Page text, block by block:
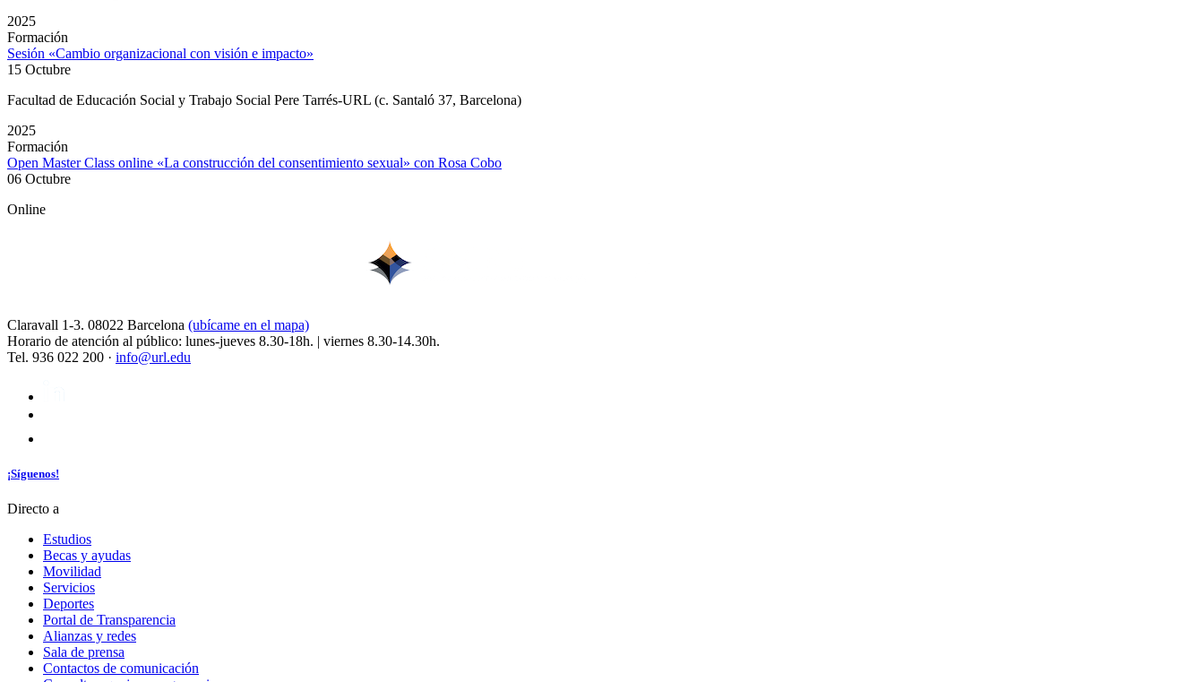
2025
Formación
Sesión «Cambio organizacional con visión e impacto»
15 Octubre
Facultad de Educación Social y Trabajo Social Pere Tarrés-URL (c. Santaló 37, Barcelona)
2025
Formación
Open Master Class online «La construcción del consentimiento sexual» con Rosa Cobo
06 Octubre
Online
Claravall 1-3. 08022 Barcelona (ubícame en el mapa)
Horario de atención al público: lunes-jueves 8.30-18h. | viernes 8.30-14.30h.
Tel. 936 022 200 · info@url.edu
¡Síguenos!
Directo a
Estudios
Becas y ayudas
Movilidad
Servicios
Deportes
Portal de Transparencia
Alianzas y redes
Sala de prensa
Contactos de comunicación